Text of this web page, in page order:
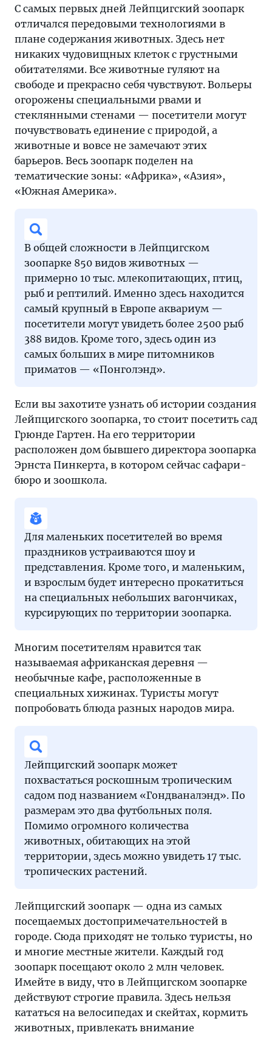
С самых первых дней Лейпцигский зоопарк
отличался передовыми технологиями в
плане содержания животных. Здесь нет
никаких чудовищных клеток с грустными
обитателями. Все животные гуляют на
свободе и прекрасно себя чувствуют. Вольеры
огорожены специальными рвами и
стеклянными стенами — посетители могут
почувствовать единение с природой, а
животные и вовсе не замечают этих
барьеров. Весь зоопарк поделен на
тематические зоны: «Африка», «Азия»,
«Южная Америка».
В общей сложности в Лейпцигском
зоопарке 850 видов животных —
примерно 10 тыс. млекопитающих, птиц,
рыб и рептилий. Именно здесь находится
самый крупный в Европе аквариум —
посетители могут увидеть более 2500 рыб
388 видов. Кроме того, здесь один из
самых больших в мире питомников
приматов — «Понголэнд».
Если вы захотите узнать об истории создания
Лейпцигского зоопарка, то стоит посетить сад
Грюнде Гартен. На его территории
расположен дом бывшего директора зоопарка
Эрнста Пинкерта, в котором сейчас сафари-
бюро и зоошкола.
Для маленьких посетителей во время
праздников устраиваются шоу и
представления. Кроме того, и маленьким,
и взрослым будет интересно прокатиться
на специальных небольших вагончиках,
курсирующих по территории зоопарка.
Многим посетителям нравится так
называемая африканская деревня —
необычные кафе, расположенные в
специальных хижинах. Туристы могут
попробовать блюда разных народов мира.
Лейпцигский зоопарк может
похвастаться роскошным тропическим
садом под названием «Гондваналэнд». По
размерам это два футбольных поля.
Помимо огромного количества
животных, обитающих на этой
территории, здесь можно увидеть 17 тыс.
тропических растений.
Лейпцигский зоопарк — одна из самых
посещаемых достопримечательностей в
городе. Сюда приходят не только туристы, но
и многие местные жители. Каждый год
зоопарк посещают около 2 млн человек.
Имейте в виду, что в Лейпцигском зоопарке
действуют строгие правила. Здесь нельзя
кататься на велосипедах и скейтах, кормить
животных, привлекать внимание